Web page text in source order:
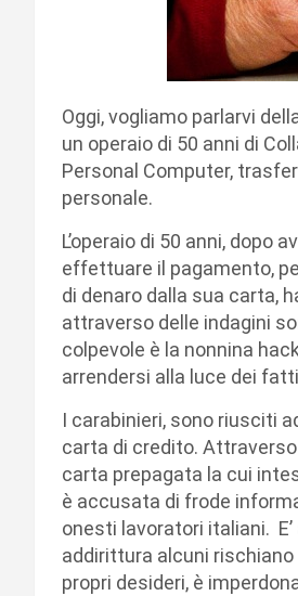
Oggi, vogliamo parlarvi
un operaio di 50 anni di
Personal Computer,
personale.
L’operaio di 50 anni,
effettuare il pagamento,
di denaro dalla sua carta,
attraverso delle indagini
colpevole è la nonnina
arrendersi alla luce dei
I carabinieri, sono riusciti
carta di credito.
carta prepagata la cui
è accusata di frode
onesti lavoratori italiani.
addirittura alcuni rischiano
propri desideri, è